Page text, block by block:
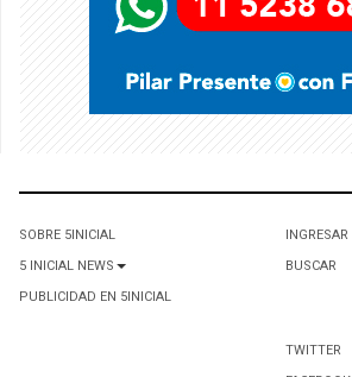
SOBRE 5INICIAL
5 INICIAL NEWS
PUBLICIDAD EN 5INICIAL
INGRESAR
BUSCAR
TWITTER